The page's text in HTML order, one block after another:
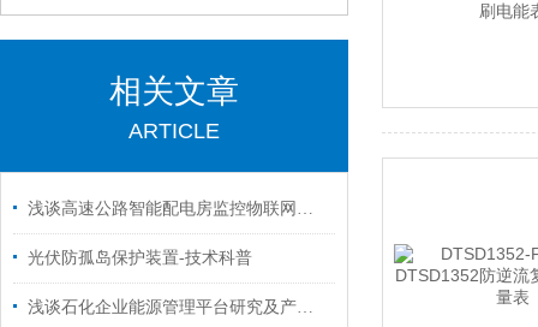
相关文章
ARTICLE
浅谈高速公路智能配电房监控物联网系统应用
光伏防孤岛保护装置-技术科普
浅谈石化企业能源管理平台研究及产品选型